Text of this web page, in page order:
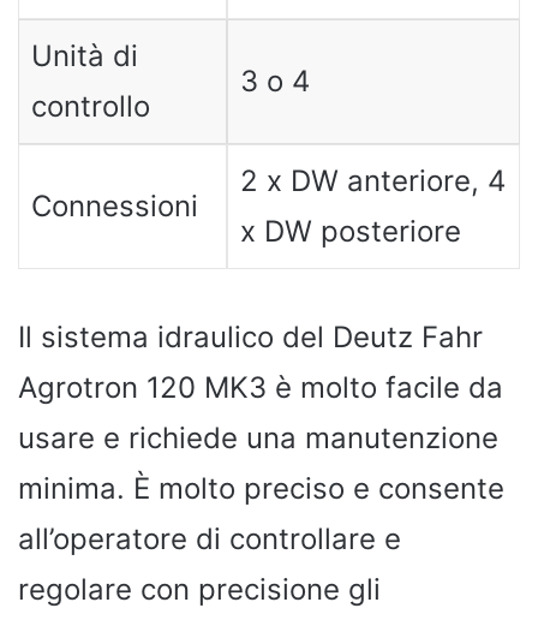
Unità di
controllo
3 o 4
Connessioni
2 x DW anteriore, 4
x DW posteriore
Il sistema idraulico del Deutz Fahr
Agrotron 120 MK3 è molto facile da
usare e richiede una manutenzione
minima. È molto preciso e consente
all’operatore di controllare e
regolare con precisione gli